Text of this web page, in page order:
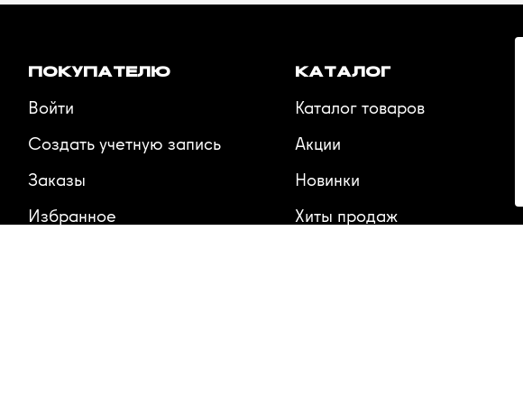
ПОКУПАТЕЛЮ
Войти
Создать учетную запись
Заказы
Избранное
КАТАЛОГ
Каталог товаров
Акции
Новинки
Хиты продаж